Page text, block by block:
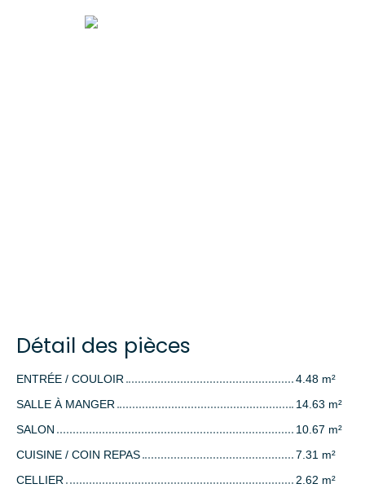
Détail des pièces
ENTRÉE / COULOIR
4.48 m²
SALLE À MANGER
14.63 m²
SALON
10.67 m²
CUISINE / COIN REPAS
7.31 m²
CELLIER
2.62 m²